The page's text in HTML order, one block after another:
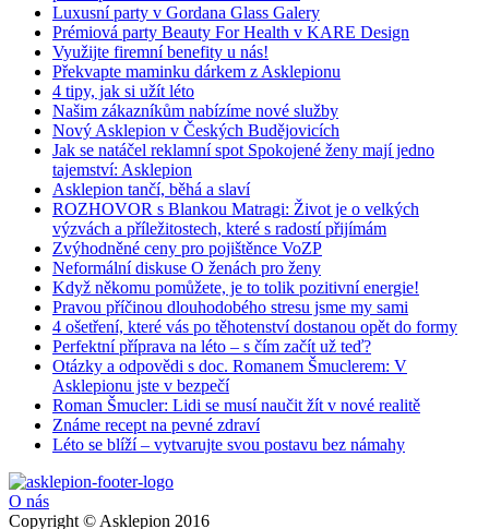
Luxusní party v Gordana Glass Galery
Prémiová party Beauty For Health v KARE Design
Využijte firemní benefity u nás!
Překvapte maminku dárkem z Asklepionu
4 tipy, jak si užít léto
Našim zákazníkům nabízíme nové služby
Nový Asklepion v Českých Budějovicích
Jak se natáčel reklamní spot Spokojené ženy mají jedno
tajemství: Asklepion
Asklepion tančí, běhá a slaví
ROZHOVOR s Blankou Matragi: Život je o velkých
výzvách a příležitostech, které s radostí přijímám
Zvýhodněné ceny pro pojištěnce VoZP
Neformální diskuse O ženách pro ženy
Když někomu pomůžete, je to tolik pozitivní energie!
Pravou příčinou dlouhodobého stresu jsme my sami
4 ošetření, které vás po těhotenství dostanou opět do formy
Perfektní příprava na léto – s čím začít už teď?
Otázky a odpovědi s doc. Romanem Šmuclerem: V
Asklepionu jste v bezpečí
Roman Šmucler: Lidi se musí naučit žít v nové realitě
Známe recept na pevné zdraví
Léto se blíží – vytvarujte svou postavu bez námahy
O nás
Copyright © Asklepion 2016